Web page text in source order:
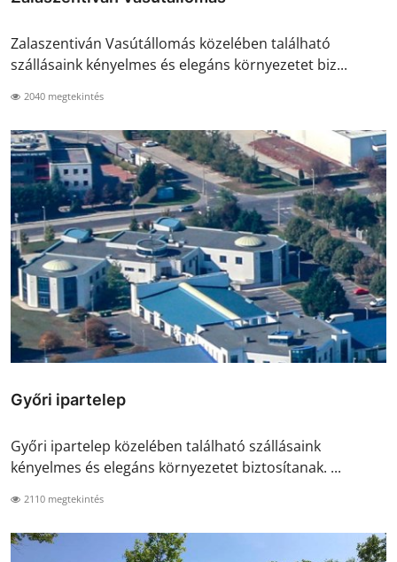
Zalaszentiván Vasútállomás közelében található
szállásaink kényelmes és elegáns környezetet biz...
2040 megtekintés
Győri ipartelep
Győri ipartelep közelében található szállásaink
kényelmes és elegáns környezetet biztosítanak. ...
2110 megtekintés